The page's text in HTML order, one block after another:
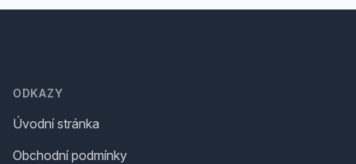
ODKAZY
Úvodní stránka
Obchodní podmínky